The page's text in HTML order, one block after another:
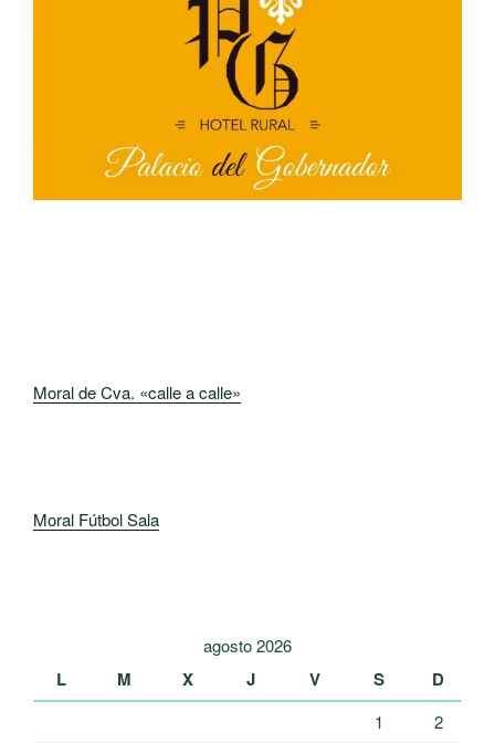
Moral de Cva. «calle a calle»
Moral Fútbol Sala
agosto 2026
L M X J V S D
1
2